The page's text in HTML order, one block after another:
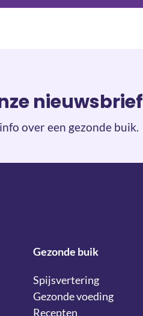
nieuwsbrief
over een gezonde buik.
Gezonde buik
Spijsvertering
Gezonde voeding
Recepten